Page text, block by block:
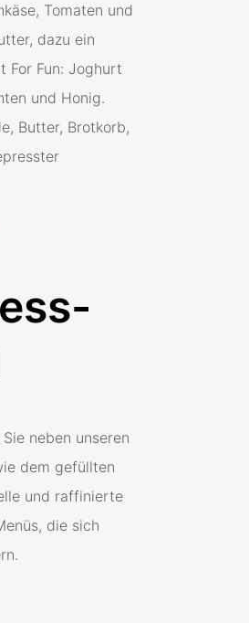
Tomaten und
dazu ein
For Fun: Joghurt
und Honig.
Butter, Brotkorb,
neben unseren
dem gefüllten
und raffinierte
die sich